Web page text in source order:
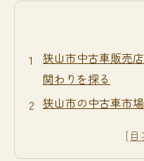
狭山市中古車販売
関わりを探る
狭山市の中古車市